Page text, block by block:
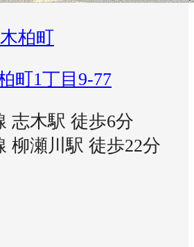
柏町
町1丁目9-77
志木駅 徒歩6分
柳瀬川駅 徒歩22分